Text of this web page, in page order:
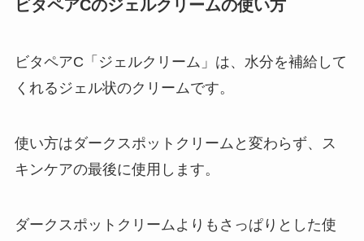
ビタペアCのジェルクリームの使い方
ビタペアC「ジェルクリーム」は、水分を補給して
くれるジェル状のクリームです。
使い方はダークスポットクリームと変わらず、ス
キンケアの最後に使用します。
ダークスポットクリームよりもさっぱりとした使